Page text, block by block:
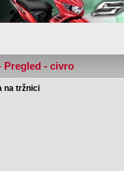
Pregled - civro
na tržnici